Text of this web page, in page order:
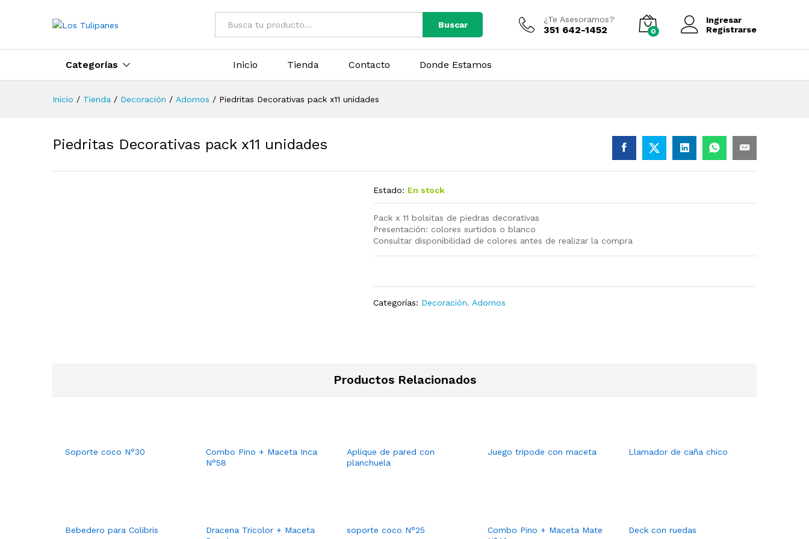
Todo Buscar
¿Te Asesoramos?
351 642-1452 0
Ingresar
Registrarse
Categorías Inicio Tienda Contacto Donde Estamos
Inicio / Tienda / Decoración / Adornos / Piedritas Decorativas pack x11 unidades
Piedritas Decorativas pack x11 unidades
Estado: En stock
Pack x 11 bolsitas de piedras decorativas
Presentación: colores surtidos o blanco
Consultar disponibilidad de colores antes de realizar la compra
Categorías: Decoración, Adornos
Productos Relacionados
Soporte coco N°30
Combo Pino + Maceta Inca
N°58
Aplique de pared con
planchuela
Juego tripode con maceta Llamador de caña chico
Bebedero para Colibris
Dracena Tricolor + Maceta
soporte coco N°25
Combo Pino + Maceta Mate
Deck con ruedas